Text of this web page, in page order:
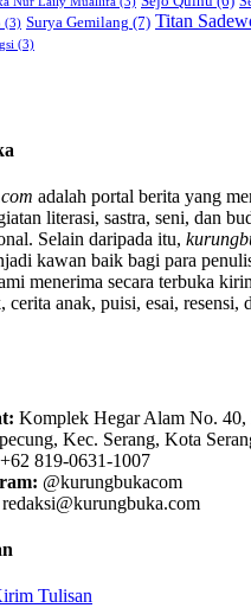
(3) Surya Gemilang (7) Titan
(3)
adalah portal berita yang
literasi, sastra, seni, dan
Selain daripada itu,
kawan baik bagi para
menerima secara terbuka
cerita anak, puisi, esai, resensi,
Komplek Hegar Alam No.
Kec. Serang, Kota
+62 819-0631-1007
@kurungbukacom
redaksi@kurungbuka.com
Tulisan